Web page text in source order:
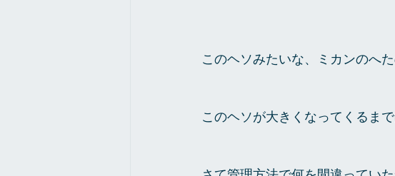
このヘソみたいな、ミカンのへ
このヘソが大きくなってくるま